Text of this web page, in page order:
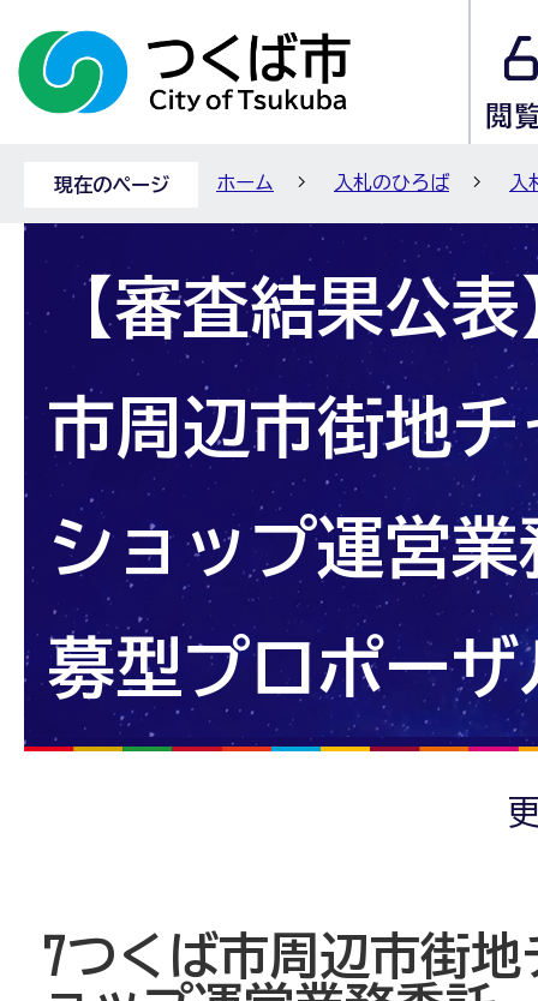
現在のページ ホーム 入札のひろば 入
【審査結果公表
市周辺市街地
ショップ運営
募型プロポーザ
7つくば市周辺市街